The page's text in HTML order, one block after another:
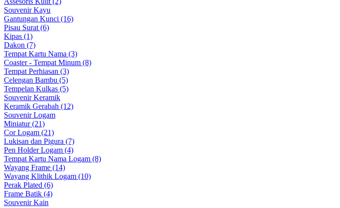
Souvenir Kayu
Gantungan Kunci (16)
Pisau Surat (6)
Kipas (1)
Dakon (7)
Tempat Kartu Nama (3)
Coaster - Tempat Minum (8)
Tempat Perhiasan (3)
Celengan Bambu (5)
Tempelan Kulkas (5)
Souvenir Keramik
Keramik Gerabah (12)
Souvenir Logam
Miniatur (21)
Cor Logam (21)
Lukisan dan Pigura (7)
Pen Holder Logam (4)
Tempat Kartu Nama Logam (8)
Wayang Frame (14)
Wayang Klithik Logam (10)
Perak Plated (6)
Frame Batik (4)
Souvenir Kain